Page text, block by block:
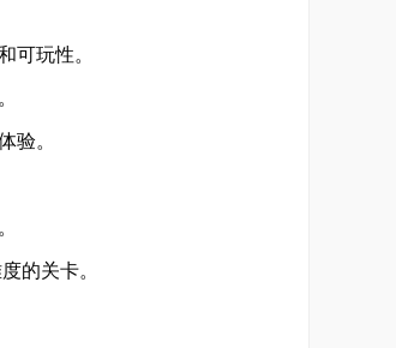
玩性。
验。
的关卡。